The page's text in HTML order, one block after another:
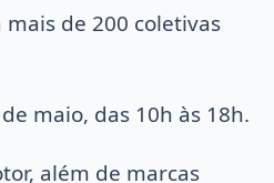
de 200 coletivas
maio, das 10h às 18h.
além de marcas